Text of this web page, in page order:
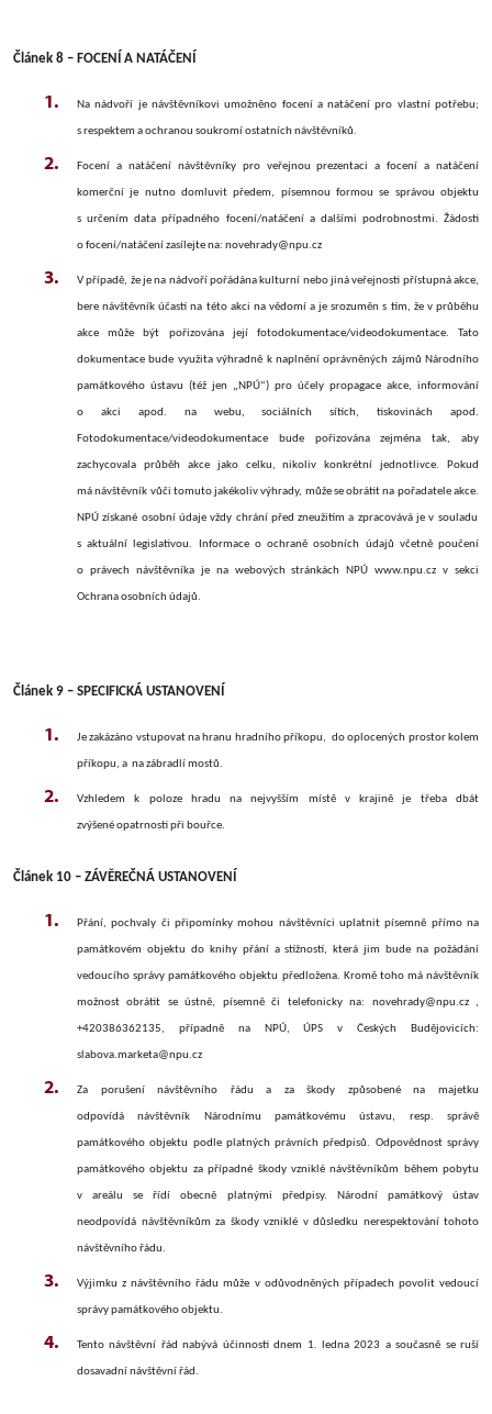
Článek 8 – FOCENÍ A NATÁČENÍ
Na nádvoří je návštěvníkovi umožněno focení a natáčení pro vlastní potřebu;
s respektem a ochranou soukromí ostatních návštěvníků.
Focení a natáčení návštěvníky pro veřejnou prezentaci a focení a natáčení
komerční je nutno domluvit předem, písemnou formou se správou objektu
s určením data případného focení/natáčení a dalšími podrobnostmi. Žádosti
o focení/natáčení zasílejte na: novehrady@npu.cz
V případě, že je na nádvoří pořádána kulturní nebo jiná veřejnosti přístupná akce,
bere návštěvník účastí na této akci na vědomí a je srozuměn s tím, že v průběhu
akce může být pořizována její fotodokumentace/videodokumentace. Tato
dokumentace bude využita výhradně k naplnění oprávněných zájmů Národního
památkového ústavu (též jen „NPÚ“) pro účely propagace akce, informování
o akci apod. na webu, sociálních sítích, tiskovinách apod.
Fotodokumentace/videodokumentace bude pořizována zejména tak, aby
zachycovala průběh akce jako celku, nikoliv konkrétní jednotlivce. Pokud
má návštěvník vůči tomuto jakékoliv výhrady, může se obrátit na pořadatele akce.
NPÚ získané osobní údaje vždy chrání před zneužitím a zpracovává je v souladu
s aktuální legislativou. Informace o ochraně osobních údajů včetně poučení
o právech návštěvníka je na webových stránkách NPÚ www.npu.cz v sekci
Ochrana osobních údajů.
Článek 9 – SPECIFICKÁ USTANOVENÍ
Je zakázáno vstupovat na hranu hradního příkopu, do oplocených prostor kolem
příkopu, a na zábradlí mostů.
Vzhledem k poloze hradu na nejvyšším místě v krajině je třeba dbát
zvýšené opatrnosti při bouřce.
Článek 10 – ZÁVĚREČNÁ USTANOVENÍ
Přání, pochvaly či připomínky mohou návštěvníci uplatnit písemně přímo na
památkovém objektu do knihy přání a stížností, která jim bude na požádání
vedoucího správy památkového objektu předložena. Kromě toho má návštěvník
možnost obrátit se ústně, písemně či telefonicky na: novehrady@npu.cz ,
+420386362135, případně na NPÚ, ÚPS v Českých Budějovicích:
slabova.marketa@npu.cz
Za porušení návštěvního řádu a za škody způsobené na majetku
odpovídá návštěvník Národnímu památkovému ústavu, resp. správě
památkového objektu podle platných právních předpisů. Odpovědnost správy
památkového objektu za případné škody vzniklé návštěvníkům během pobytu
v areálu se řídí obecně platnými předpisy. Národní památkový ústav
neodpovídá návštěvníkům za škody vzniklé v důsledku nerespektování tohoto
návštěvního řádu.
Výjimku z návštěvního řádu může v odůvodněných případech povolit vedoucí
správy památkového objektu.
Tento návštěvní řád nabývá účinnosti dnem 1. ledna 2023 a současně se ruší
dosavadní návštěvní řád.